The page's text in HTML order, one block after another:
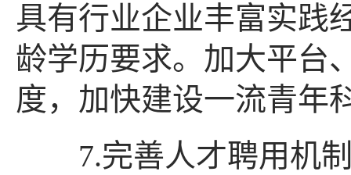
具有行业企业丰富实践
龄学历要求。加大平台
度，加快建设一流青年
7.完善人才聘用机制